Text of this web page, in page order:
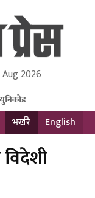
Pvt Ltd.
Aug 2026
युनिकोड
भर्खरै English